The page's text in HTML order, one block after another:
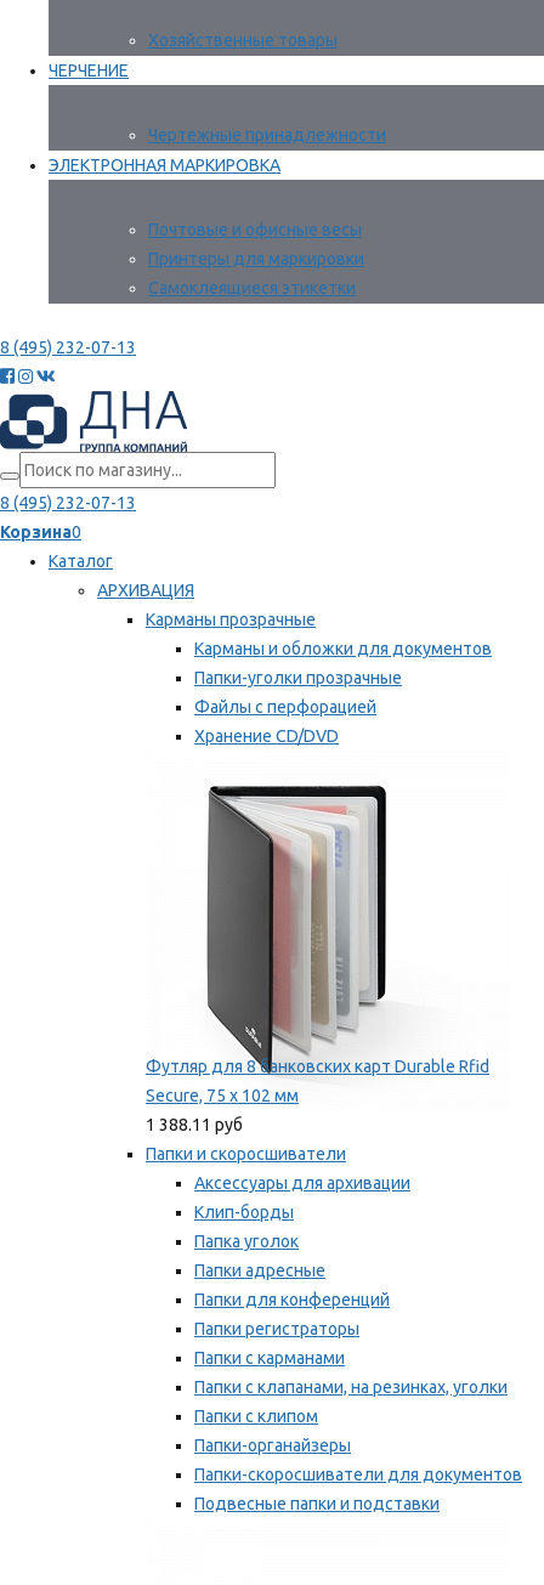
Хозяйственные товары
ЧЕРЧЕНИЕ
Чертежные принадлежности
ЭЛЕКТРОННАЯ МАРКИРОВКА
Почтовые и офисные весы
Принтеры для маркировки
Самоклеящиеся этикетки
8 (495) 232-07-13
8 (495) 232-07-13
Корзина0
Каталог
АРХИВАЦИЯ
Карманы прозрачные
Карманы и обложки для документов
Папки-уголки прозрачные
Файлы с перфорацией
Хранение CD/DVD
Мы рекомендуем
Футляр для 8 банковских карт Durable Rfid
Secure, 75 х 102 мм
1 388.11 руб
Папки и скоросшиватели
Аксессуары для архивации
Клип-борды
Папка уголок
Папки адресные
Папки для конференций
Папки регистраторы
Папки с карманами
Папки с клапанами, на резинках, уголки
Папки с клипом
Папки-органайзеры
Папки-скоросшиватели для документов
Подвесные папки и подставки